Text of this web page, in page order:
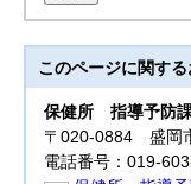
このページに関する
保健所 指導予防
〒020-0884 盛岡
電話番号：019-